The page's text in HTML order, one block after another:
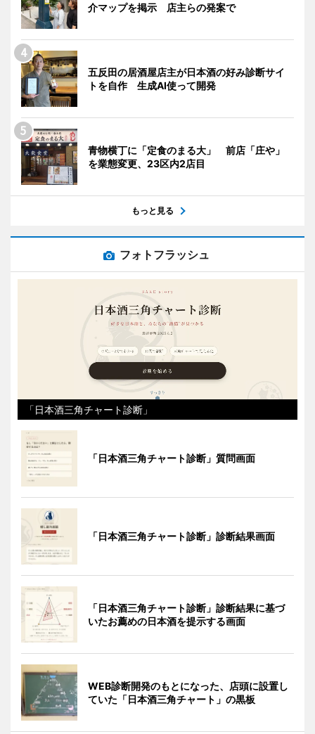
介マップを掲示 店主らの発案で
五反田の居酒屋店主が日本酒の好み診断サイ
トを自作 生成AI使って開発
青物横丁に「定食のまる大」 前店「庄や」
を業態変更、23区内2店目
もっと見る
フォトフラッシュ
「日本酒三角チャート診断」
「日本酒三角チャート診断」質問画面
「日本酒三角チャート診断」診断結果画面
「日本酒三角チャート診断」診断結果に基づ
いたお薦めの日本酒を提示する画面
WEB診断開発のもとになった、店頭に設置し
ていた「日本酒三角チャート」の黒板